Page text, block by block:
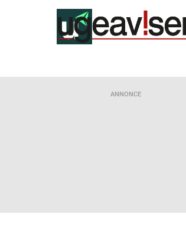
ANNONCE